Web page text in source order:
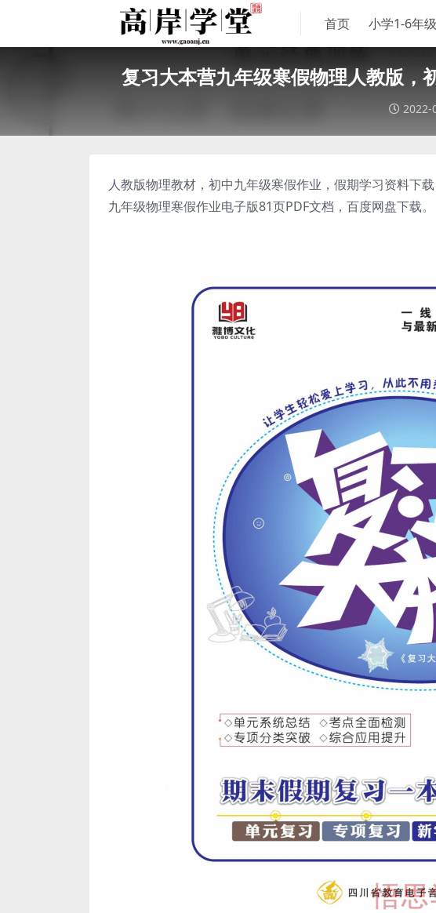
首页 小学1-6年级
复习大本营九年级寒假物理人教版，
2022-
人教版物理教材，初中九年级寒假作业，假期学习资料下
九年级物理寒假作业电子版81页PDF文档，百度网盘下载。